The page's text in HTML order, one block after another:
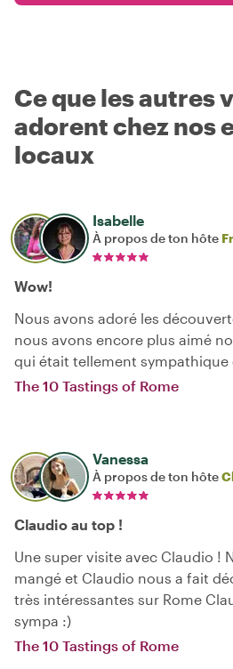
Ce que les autres
adorent chez nos
locaux
Isabelle
À propos de ton hôte
Wow!
Nous avons adoré les
nous avons encore plus aimé
qui était tellement sympathique
The 10 Tastings of Rome
Vanessa
À propos de ton hôte
Claudio au top !
Une super visite avec Claudio !
mangé et Claudio nous a fait
très intéressantes sur Rome
sympa :)
The 10 Tastings of Rome